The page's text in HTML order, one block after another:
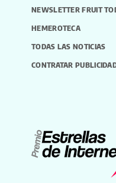
NEWSLETTER FRUIT
HEMEROTECA
TODAS LAS NOTICIAS
CONTRATAR